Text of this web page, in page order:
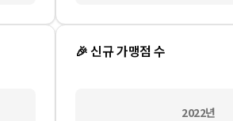
🎉 신규 가맹점 수
2022년